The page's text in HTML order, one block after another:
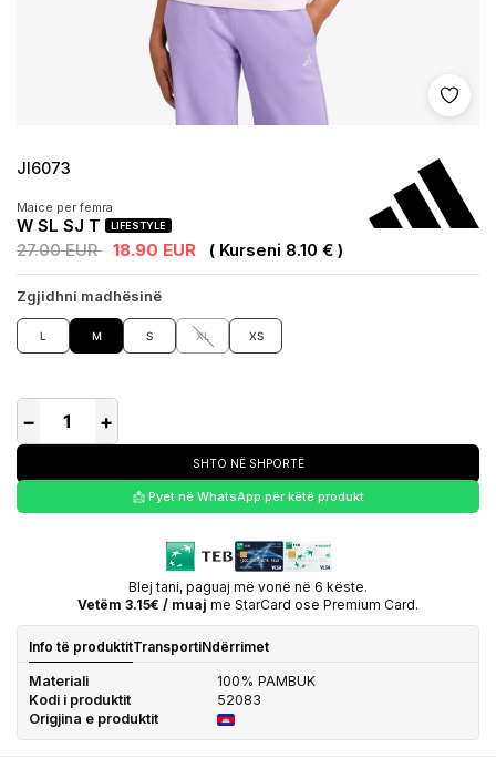
Shto
JI6073
Maice per femra
W SL SJ T LIFESTYLE
27.00 EUR 18.90 EUR ( Kurseni 8.10 € )
Zgjidhni madhësinë
L M S XL XS
− +
SHTO NË SHPORTË
📩 Pyet në WhatsApp për këtë produkt
Blej tani, paguaj më vonë në 6 këste.
Vetëm 3.15€ / muaj me StarCard ose Premium Card.
Info të produktitTransportiNdërrimet
Materiali
100% PAMBUK
Kodi i produktit
52083
Origjina e produktit